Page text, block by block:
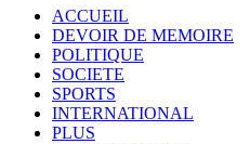
ACCUEIL
DEVOIR DE MEMOIRE
POLITIQUE
SOCIETE
SPORTS
INTERNATIONAL
PLUS